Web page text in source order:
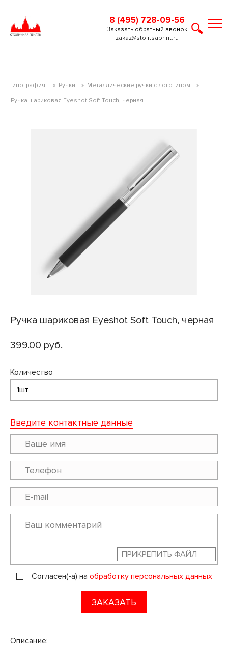
8 (495) 728-09-56
zakaz@stolitsaprint.ru
Заказать обратный звонок
Типография » Ручки » Металлические ручки с логотипом
»
Ручка шариковая Eyeshot Soft Touch, черная
Ручка шариковая Eyeshot Soft Touch, черная
399.00 руб.
Количество
Введите контактные данные
ПРИКРЕПИТЬ ФАЙЛ
Согласен(-а) на обработку персональных данных
ЗАКАЗАТЬ
Описание: